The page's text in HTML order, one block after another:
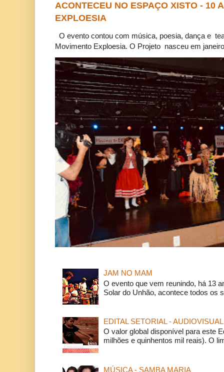
ACONTECEU NO ESPAÇO XISTO - 10
EXPLOESIA
O evento contou com música, poesia, dança e
Movimento Exploesia. O Projeto nasceu em
JAM NO MAM
O evento que vem reunindo, há 13
Solar do Unhão, acontece todos os
EDITAL SETORIAL - AUDIOVISUAL
O valor global disponível para este
milhões e quinhentos mil reais). O
MÚSICA - SAMBA MARIA